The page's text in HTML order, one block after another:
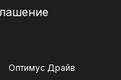
Оптимус Драйв